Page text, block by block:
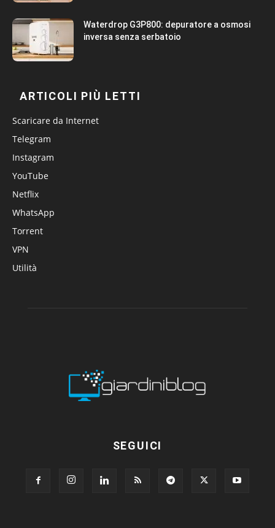
Waterdrop G3P800: depuratore a osmosi
inversa senza serbatoio
ARTICOLI PIÙ LETTI
Scaricare da Internet
Telegram
Instagram
YouTube
Netflix
WhatsApp
Torrent
VPN
Utilità
SEGUICI